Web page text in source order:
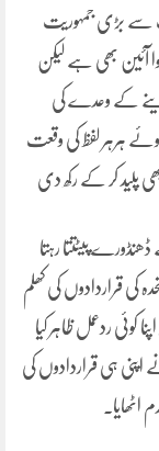
سے بڑی جمہوریت
آئین بھی ہے لیکن
دینے کے وعدے کی
ہرہر لفظ کی وقعت
پلید کر کے رکھ دی
پیٹتتا رہتا
کی قراردادوں کی کھلم
کوئی ردعمل ظاہر کیا
اپنی ہی قراردادوں کی